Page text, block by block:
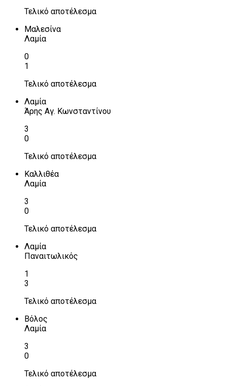
Τελικό αποτέλεσμα
Μαλεσίνα
Λαμία
0
1
Τελικό αποτέλεσμα
Λαμία
Άρης Αγ. Κωνσταντίνου
3
0
Τελικό αποτέλεσμα
Καλλιθέα
Λαμία
3
0
Τελικό αποτέλεσμα
Λαμία
Παναιτωλικός
1
3
Τελικό αποτέλεσμα
Βόλος
Λαμία
3
0
Τελικό αποτέλεσμα